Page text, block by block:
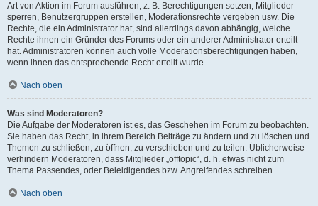
Art von Aktion im Forum ausführen; z. B. Berechtigungen setzen, Mitglieder
sperren, Benutzergruppen erstellen, Moderationsrechte vergeben usw. Die
Rechte, die ein Administrator hat, sind allerdings davon abhängig, welche
Rechte ihnen ein Gründer des Forums oder ein anderer Administrator erteilt
hat. Administratoren können auch volle Moderationsberechtigungen haben,
wenn ihnen das entsprechende Recht erteilt wurde.
Nach oben
Was sind Moderatoren?
Die Aufgabe der Moderatoren ist es, das Geschehen im Forum zu beobachten.
Sie haben das Recht, in ihrem Bereich Beiträge zu ändern und zu löschen und
Themen zu schließen, zu öffnen, zu verschieben und zu teilen. Üblicherweise
verhindern Moderatoren, dass Mitglieder „offtopic“, d. h. etwas nicht zum
Thema Passendes, oder Beleidigendes bzw. Angreifendes schreiben.
Nach oben